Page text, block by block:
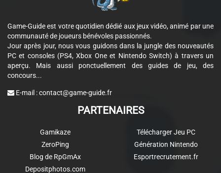
Game-Guide est votre quotidien dédié aux jeux vidéo, animé par une
communauté de joueurs bénévoles passionnés.
Jour après jour, nous vous guidons dans la jungle des nouveautés
PC et consoles (PS4, Xbox One et Nintendo Switch) à travers un
aperçu. Mais aussi ponctuellement des guides de jeu, des
concours...
E-mail :contact@game-guide.fr
PARTENAIRES
Gamikaze
ZeroPing
Blog de RpGmAx
Depositphotos.com
Télécharger Jeu PC
Génération Nintendo
Esportrecrutement.fr